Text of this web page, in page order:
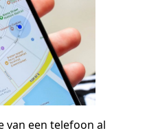
van een telefoon al